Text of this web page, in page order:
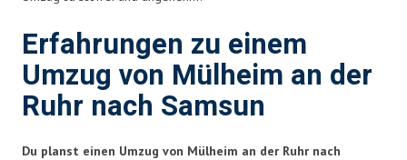
Erfahrungen zu einem
Umzug von Mülheim an der
Ruhr nach Samsun
Du planst einen Umzug von Mülheim an der Ruhr nach